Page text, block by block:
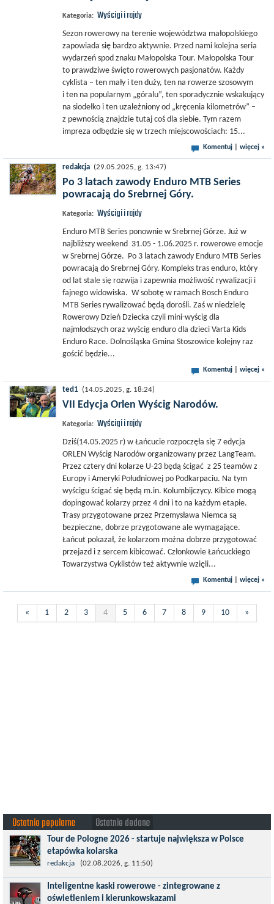
Kategoria: Wyścigi i rajdy
Sezon rowerowy na terenie województwa małopolskiego
zapowiada się bardzo aktywnie. Przed nami kolejna seria
wydarzeń spod znaku Małopolska Tour. Małopolska Tour
to prawdziwe święto rowerowych pasjonatów. Każdy
cyklista – ten mały i ten duży, ten na rowerze szosowym
i ten na popularnym „góralu”, ten sporadycznie wskakujący
na siodełko i ten uzależniony od „kręcenia kilometrów” –
z pewnością znajdzie tutaj coś dla siebie. Tym razem
impreza odbędzie się w trzech miejscowościach: 15...
Komentuj więcej »
redakcja (29.05.2025, g. 13:47)
Po 3 latach zawody Enduro MTB Series
powracają do Srebrnej Góry.
Kategoria: Wyścigi i rajdy
Enduro MTB Series ponownie w Srebrnej Górze. Już w
najbliższy weekend 31.05 - 1.06.2025 r. rowerowe emocje
w Srebrnej Górze. Po 3 latach zawody Enduro MTB Series
powracają do Srebrnej Góry. Kompleks tras enduro, który
od lat stale się rozwija i zapewnia możliwość rywalizacji i
fajnego widowiska. W sobotę w ramach Bosch Enduro
MTB Series rywalizować będą dorośli. Zaś w niedzielę
Rowerowy Dzień Dziecka czyli mini-wyścig dla
najmłodszych oraz wyścig enduro dla dzieci Varta Kids
Enduro Race. Dolnośląska Gmina Stoszowice kolejny raz
gościć będzie...
Komentuj więcej »
ted1 (14.05.2025, g. 18:24)
VII Edycja Orlen Wyścig Narodów.
Kategoria: Wyścigi i rajdy
Dziś(14.05.2025 r) w Łańcucie rozpoczęła się 7 edycja
ORLEN Wyścig Narodów organizowany przez LangTeam.
Przez cztery dni kolarze U-23 będą ścigać z 25 teamów z
Europy i Ameryki Południowej po Podkarpaciu. Na tym
wyścigu ścigać się będą m.in. Kolumbijczycy. Kibice mogą
dopingować kolarzy przez 4 dni i to na każdym etapie.
Trasy przygotowane przez Przemysława Niemca są
bezpieczne, dobrze przygotowane ale wymagające.
Łańcut pokazał, że kolarzom można dobrze przygotować
przejazd i z sercem kibicować. Członkowie Łańcuckiego
Towarzystwa Cyklistów też aktywnie wzięli...
Komentuj więcej »
« 1 2 3 4 5 6 7 8 9 10 »
Ostatnio popularne Ostatnio dodane
Tour de Pologne 2026 - startuje największa w Polsce
etapówka kolarska
Tour de Pologne 2026 to jedno z najbardziej prestiżowych
wydarzeń sportowych w Polsce. wyścig zaliczany po raz 22. do
prestiżowego cyklu UCI World...
redakcja (02.08.2026, g. 11:50)
Inteligentne kaski rowerowe - zintegrowane z
oświetleniem i kierunkowskazami